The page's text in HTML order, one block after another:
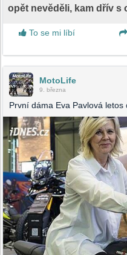
opět nevěděli, kam dřív s
To se mi líbí
MotoLife
9. března
První dáma Eva Pavlová